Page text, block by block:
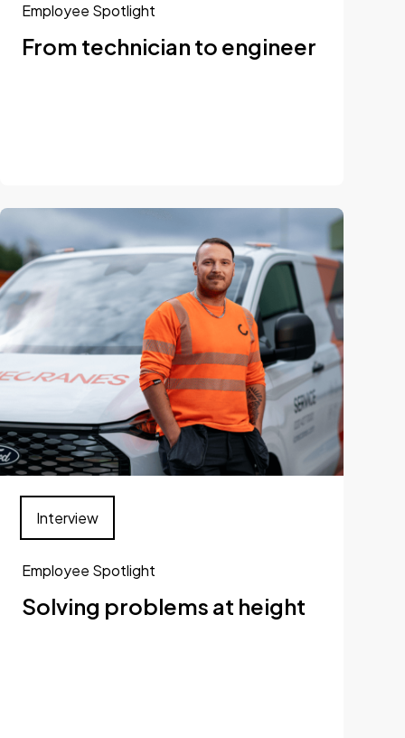
Employee Spotlight
From technician to engineer
Employee Spotlight
Solving problems at height
Interview